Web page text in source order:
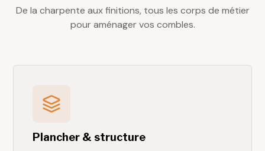
De la charpente aux finitions, tous les corps de métier
pour aménager vos combles.
Plancher & structure